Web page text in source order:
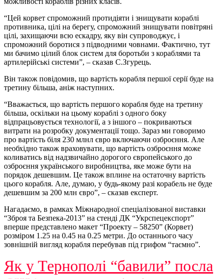
“Цей корвет спроможний протидіяти і знищувати кораблі
противника, цілі на берегу, спроможний знищувати повітряні
цілі, захищаючи всю ескадру, яку він супроводжує, і
спроможний боротися з підводними човнами. Фактично, тут
ми бачимо цілий блок систем для боротьби з кораблями та
артилерійські системи”, – сказав С.Згурець.
Він також повідомив, що вартість корабля першої серії буде на
третину більша, аніж наступних.
“Вважається, що вартість першого корабля буде на третину
більша, оскільки на цьому кораблі з одного боку
відпрацьовується технології, а з іншого – покриваються
витрати на розробку документації тощо. Зараз ми говоримо
про вартість біля 230 млнл євро включаючи озброєння. Але
необхідно також враховувати, що вартість озброєння може
коливатись від надзвичайно дорогого європейського до
озброєння українського виробництва, яке може бути на
порядок дешевшим. Це також вплине на остаточну вартість
цього корабля. Але, думаю, у будь-якому разі корабель не буде
дешевшим за 200 млн євро”, – сказав експерт.
Нагадаємо, в рамках Міжнародної спеціалізованої виставки
“Зброя та Безпека-2013” на стенді ДК “Укрспецекспорт”
вперше представлено макет “Проекту – 58250” (Корвет)
розміром 1.25 на 0.45 на 0.25 метри. До останнього часу
зовнішній вигляд корабля перебував під грифом “таємно”.
Як у Тернополі “бавили” посла